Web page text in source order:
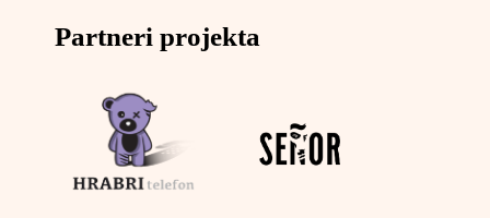
Partneri projekta